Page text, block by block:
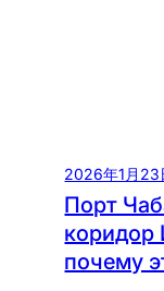
2026年1月23
Порт
коридор
почему